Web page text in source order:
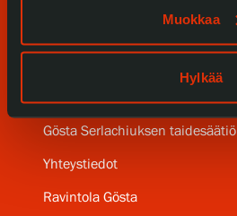
Muokkaa
Hylkää
Serlachius Residenssi
Gösta Serlachiuksen taidesäätiö
Yhteystiedot
Ravintola Gösta